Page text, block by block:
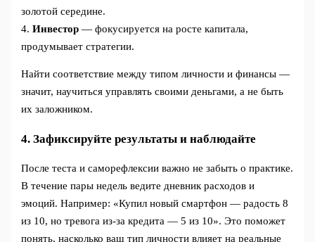
золотой середине.
4.Инвестор — фокусируется на росте капитала,
продумывает стратегии.
Найти соответствие между типом личности и финансы —
значит, научиться управлять своими деньгами, а не быть
их заложником.
4. Зафиксируйте результаты и наблюдайте
После теста и саморефлексии важно не забыть о практике.
В течение пары недель ведите дневник расходов и
эмоций. Например: «Купил новый смартфон — радость 8
из 10, но тревога из-за кредита — 5 из 10». Это поможет
понять, насколько ваш тип личности влияет на реальные